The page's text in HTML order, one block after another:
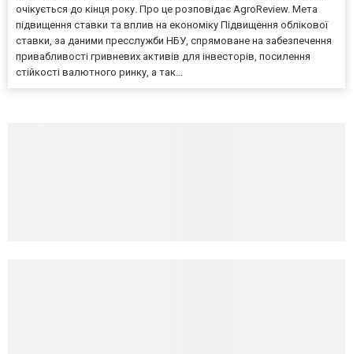
очікується до кінця року. Про це розповідає AgroReview. Мета
підвищення ставки та вплив на економіку Підвищення облікової
ставки, за даними пресслужби НБУ, спрямоване на забезпечення
привабливості гривневих активів для інвесторів, посилення
стійкості валютного ринку, а так...